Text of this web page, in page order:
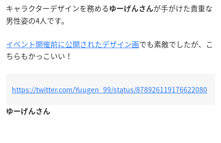
キャラクターデザインを務める ゆーげんさんが手がけた貴重な
男性姿の4人です。
イベント開催前に公開されたデザイン画でも素敵でしたが、こ
ちらもかっこいい！
https://twitter.com/Yuugen_99/status/878926119176622080
ゆーげんさん